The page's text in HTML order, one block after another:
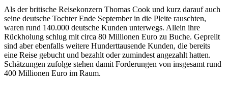
Als der britische Reisekonzern Thomas Cook und kurz darauf auch
seine deutsche Tochter Ende September in die Pleite rauschten,
waren rund 140.000 deutsche Kunden unterwegs. Allein ihre
Rückholung schlug mit circa 80 Millionen Euro zu Buche. Geprellt
sind aber ebenfalls weitere Hunderttausende Kunden, die bereits
eine Reise gebucht und bezahlt oder zumindest angezahlt hatten.
Schätzungen zufolge stehen damit Forderungen von insgesamt rund
400 Millionen Euro im Raum.